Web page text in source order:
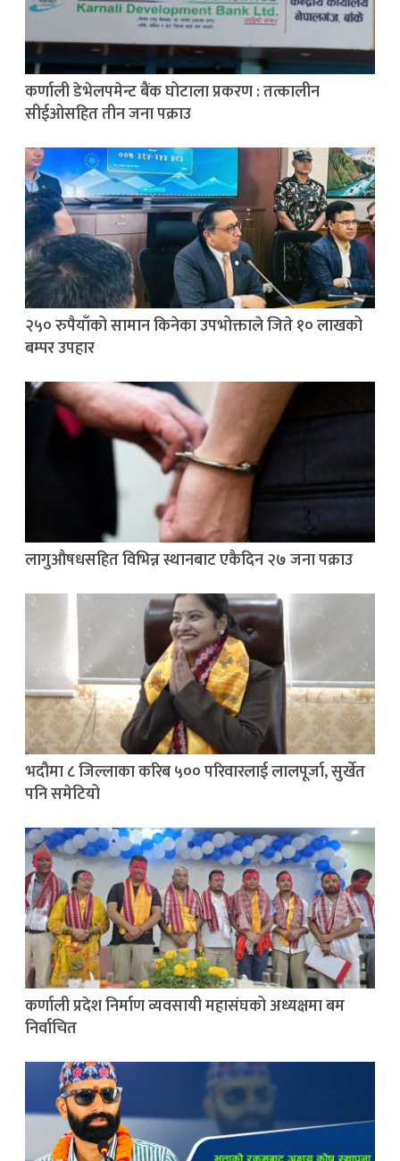
कर्णाली डेभेलपमेन्ट बैंक घोटाला प्रकरण : तत्कालीन
सीईओसहित तीन जना पक्राउ
२५० रुपैयाँको सामान किनेका उपभोक्ताले जिते १० लाखको
बम्पर उपहार
लागुऔषधसहित विभिन्न स्थानबाट एकैदिन २७ जना पक्राउ
भदौमा ८ जिल्लाका करिब ५०० परिवारलाई लालपूर्जा, सुर्खेत
पनि समेटियो
कर्णाली प्रदेश निर्माण व्यवसायी महासंघको अध्यक्षमा बम
निर्वाचित